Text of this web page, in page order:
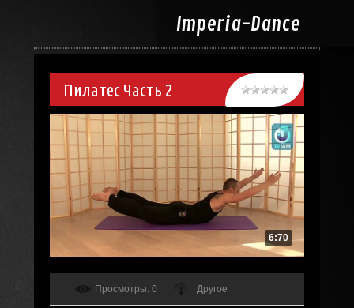
Imperia-Dance
Пилатес Часть 2
6:70
Просмотры: 0 Другое